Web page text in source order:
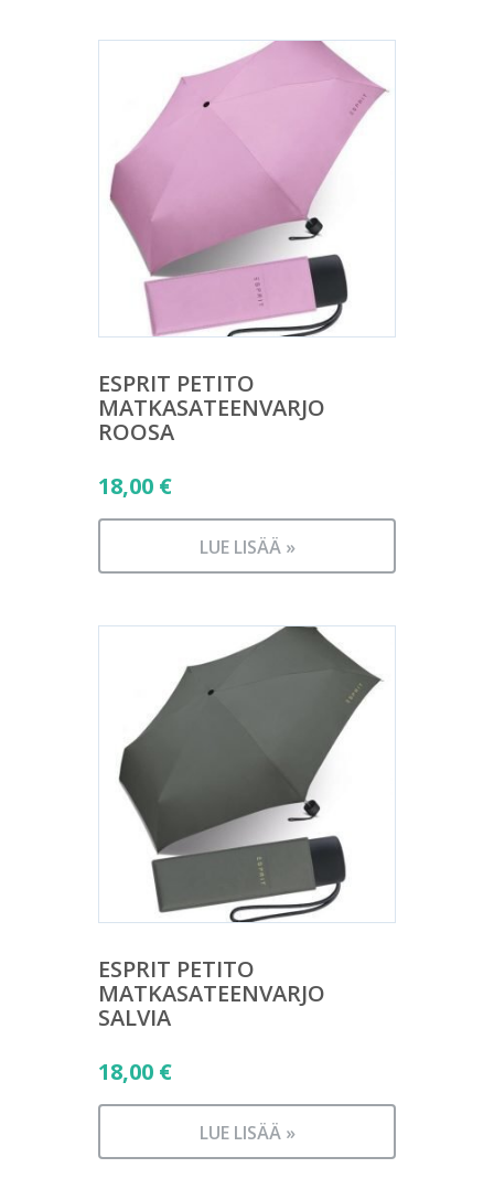
ESPRIT PETITO
MATKASATEENVARJO
ROOSA
18,00 €
LUE LISÄÄ »
ESPRIT PETITO
MATKASATEENVARJO
SALVIA
18,00 €
LUE LISÄÄ »